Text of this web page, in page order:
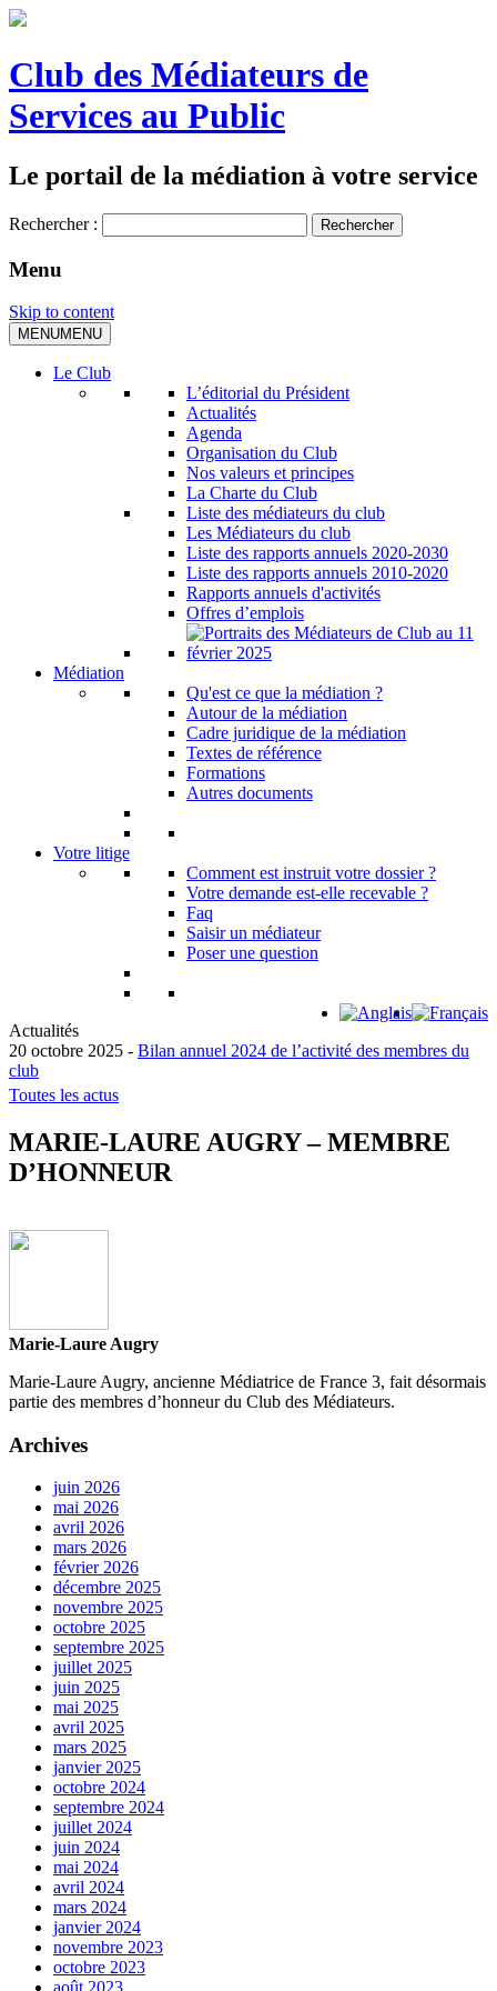
Club des Médiateurs de
Services au Public
Le portail de la médiation à votre service
Rechercher :
Menu
Skip to content
MENUMENU
Le Club
L’éditorial du Président
Actualités
Agenda
Organisation du Club
Nos valeurs et principes
La Charte du Club
Liste des médiateurs du club
Les Médiateurs du club
Liste des rapports annuels 2020-2030
Liste des rapports annuels 2010-2020
Rapports annuels d'activités
Offres d’emplois
Médiation
Qu'est ce que la médiation ?
Autour de la médiation
Cadre juridique de la médiation
Textes de référence
Formations
Autres documents
Votre litige
Comment est instruit votre dossier ?
Votre demande est-elle recevable ?
Faq
Saisir un médiateur
Poser une question
Actualités
20 octobre 2025 - Bilan annuel 2024 de l’activité des membres du
club
15 octobre 2025 -
22 juin 2026 - Le Médiateur national de l’énergie publie son rapport
d’activité pour l’ann�...
11 mai 2026 - Le Médiateur du Notariat publie son rapport d’activité
Toutes les actus
MARIE-LAURE AUGRY – MEMBRE
D’HONNEUR
Marie-Laure Augry
Marie-Laure Augry, ancienne Médiatrice de France 3, fait désormais
partie des membres d’honneur du Club des Médiateurs.
Archives
juin 2026
mai 2026
avril 2026
mars 2026
février 2026
décembre 2025
novembre 2025
octobre 2025
septembre 2025
juillet 2025
juin 2025
mai 2025
avril 2025
mars 2025
janvier 2025
octobre 2024
septembre 2024
juillet 2024
juin 2024
mai 2024
avril 2024
mars 2024
janvier 2024
novembre 2023
octobre 2023